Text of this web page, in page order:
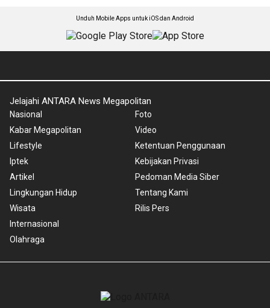
Unduh Mobile Apps untuk iOS dan Android
Jelajahi ANTARA News Megapolitan
Nasional
Kabar Megapolitan
Lifestyle
Iptek
Artikel
Lingkungan Hidup
Wisata
Internasional
Olahraga
Foto
Video
Ketentuan Penggunaan
Kebijakan Privasi
Pedoman Media Siber
Tentang Kami
Rilis Pers